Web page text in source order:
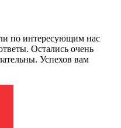
по интересующим нас
Остались очень
Успехов вам